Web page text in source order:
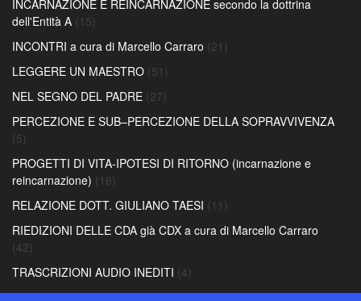
INCARNAZIONE E REINCARNAZIONE secondo la dottrina
dell'Entità A (15)
INCONTRI a cura di Marcello Carraro (21)
LEGGERE UN MAESTRO (51)
NEL SEGNO DEL PADRE (27)
PERCEZIONE E SUB–PERCEZIONE DELLA SOPRAVVIVENZA
(5)
PROGETTI DI VITA-IPOTESI DI RITORNO (incarnazione e
reincarnazione) (16)
RELAZIONE DOTT. GIULIANO TAESI (11)
RIEDIZIONI DELLE CDA già CDX a cura di Marcello Carraro
(42)
TRASCRIZIONI AUDIO INEDITI (4)